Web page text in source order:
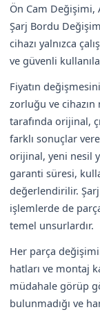
Ön Cam Değişimi,
Şarj Bordu
cihazı yalnızca
ve güvenli
Fiyatın
zorluğu ve
tarafında orijinal,
farklı sonuçlar
orijinal, yeni nesil
garanti süresi,
değerlendirilir.
işlemlerde de
temel unsurlardır.
Her parça
hatları ve montaj
müdahale görüp
bulunmadığı ve